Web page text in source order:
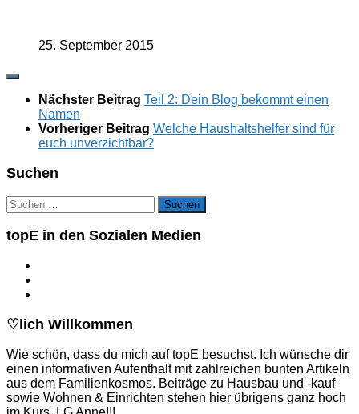
25. September 2015
Nächster Beitrag Teil 2: Dein Blog bekommt einen
Namen
Vorheriger Beitrag Welche Haushaltshelfer sind für
euch unverzichtbar?
Suchen
Suchen
nach:
topE in den Sozialen Medien
♡lich Willkommen
Wie schön, dass du mich auf topE besuchst. Ich wünsche dir
einen informativen Aufenthalt mit zahlreichen bunten Artikeln
aus dem Familienkosmos. Beiträge zu Hausbau und -kauf
sowie Wohnen & Einrichten stehen hier übrigens ganz hoch